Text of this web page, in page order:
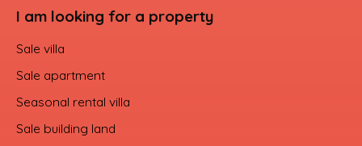
I am looking for a property
Sale villa
Sale apartment
Seasonal rental villa
Sale building land